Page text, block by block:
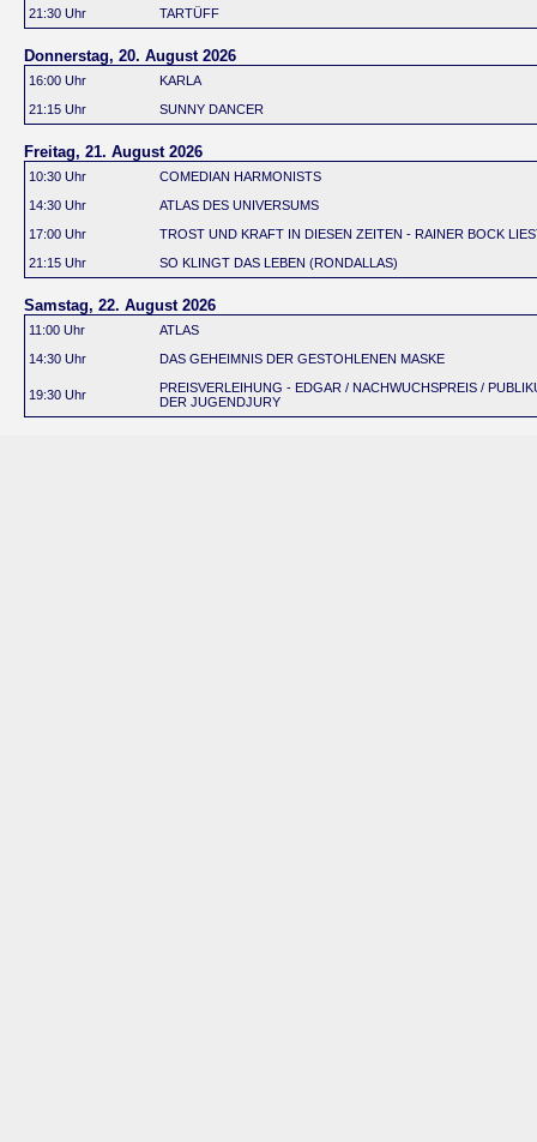
21:30 Uhr
TARTÜFF
Donnerstag, 20. August 2026
16:00 Uhr
KARLA
21:15 Uhr
SUNNY DANCER
Freitag, 21. August 2026
10:30 Uhr
COMEDIAN HARMONISTS
14:30 Uhr
ATLAS DES UNIVERSUMS
17:00 Uhr
TROST UND KRAFT IN DIESEN ZEITEN - RAINER BOCK
21:15 Uhr
SO KLINGT DAS LEBEN (RONDALLAS)
Samstag, 22. August 2026
11:00 Uhr
ATLAS
14:30 Uhr
DAS GEHEIMNIS DER GESTOHLENEN MASKE
19:30 Uhr
PREISVERLEIHUNG - EDGAR / NACHWUCHSPREIS /
DER JUGENDJURY